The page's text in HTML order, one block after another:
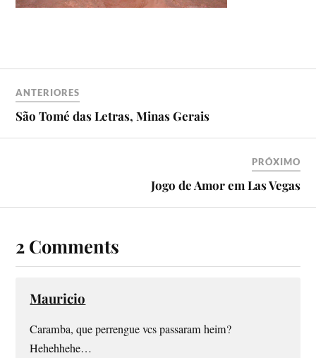
ANTERIORES
São Tomé das Letras, Minas Gerais
PRÓXIMO
Jogo de Amor em Las Vegas
2 Comments
Mauricio
Caramba, que perrengue vcs passaram heim?
Hehehhehe…